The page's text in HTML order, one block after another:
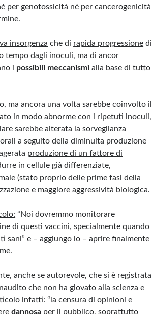
per genotossicità né per cancerogenicità
insorgenza che di rapida progressione di
tempo dagli inoculi, ma di ancor
i possibili meccanismi alla base di tutto
ma ancora una volta sarebbe coinvolto il
in modo abnorme con i ripetuti inoculi,
sarebbe alterata la sorveglianza
a seguito della diminuita produzione
produzione di un fattore di
in cellule già differenziate,
(stato proprio delle prime fasi della
e maggiore aggressività biologica.
“Noi dovremmo monitorare
di questi vaccini, specialmente quando
e – aggiungo io – aprire finalmente
anche se autorevole, che si è registrata
che non ha giovato alla scienza e
infatti: “la censura di opinioni e
dannosa per il pubblico, soprattutto